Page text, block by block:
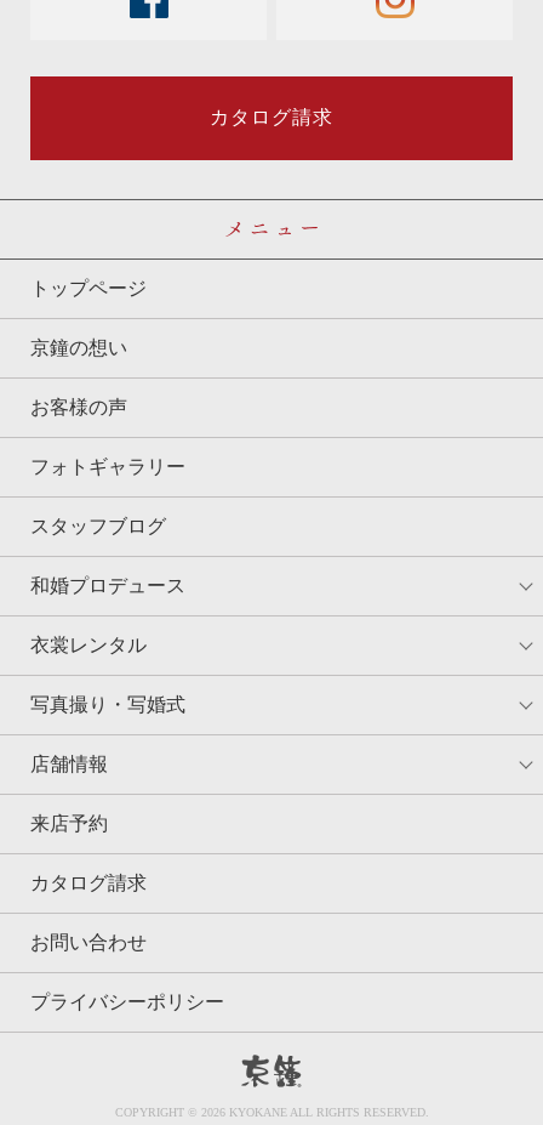
カタログ請求
トップページ
京鐘の想い
お客様の声
フォトギャラリー
スタッフブログ
和婚プロデュース
衣裳レンタル
写真撮り・写婚式
店舗情報
来店予約
カタログ請求
お問い合わせ
プライバシーポリシー
COPYRIGHT © 2026 KYOKANE ALL RIGHTS RESERVED.